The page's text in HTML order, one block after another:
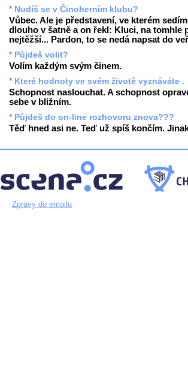
* Nudíš se v Činoherním klubu?
Vůbec. Ale je představení, ve kterém
dlouho v šatně a on řekl: Kluci, na tomhle
nejtěžší... Pardon, to se nedá napsat do
* Půjdeš volit?
Volím každým svým činem.
* Které hodnoty ve svém životě vyznáváte .
Schopnost naslouchat. A schopnost
sebe v bližním.
* Půjdeš do on-line rozhovoru znova???
Těď hned asi ne. Teď už spíš končím.
Zprávy do emailu